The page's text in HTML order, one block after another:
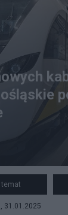
temat
31.01.2025